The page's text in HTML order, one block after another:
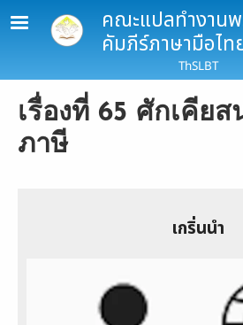
Skip to main contentคณะแปลทำงานพ
คัมภีร์ภาษามือไท
ThSLBT
เรื่องที่ 65 ศักเคีย
ภาษี
เกริ่นนำ